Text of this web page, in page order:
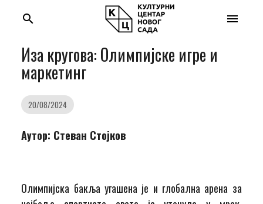
menu
search
Иза кругова: Олимпијске игре и
маркетинг
20/08/2024
Аутор: Стеван Стојков
Олимпијска бакља угашена је и глобална арена за